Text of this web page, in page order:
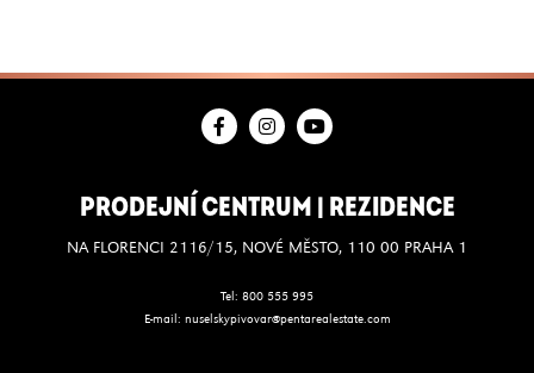
PRODEJNÍ CENTRUM | REZIDENCE
NA FLORENCI 2116/15, NOVÉ MĚSTO, 110 00 PRAHA 1
Tel: 800 555 995
E-mail: nuselskypivovar@pentarealestate.com